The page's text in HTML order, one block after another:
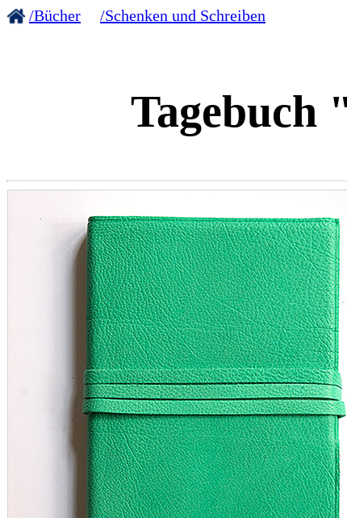
/Bücher /Schenken und Schreiben
Tagebuch